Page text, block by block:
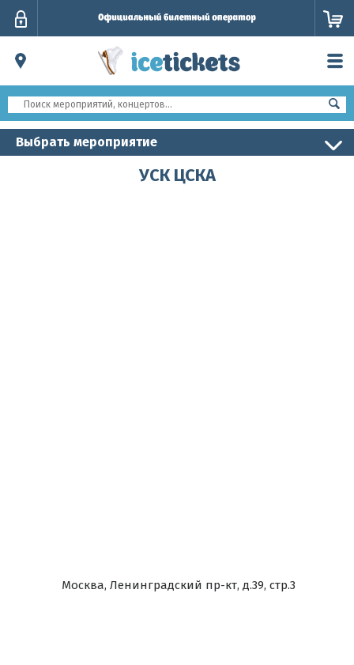
Выбрать мероприятие
УСК ЦСКА
Москва, Ленинградский пр-кт, д.39, стр.3